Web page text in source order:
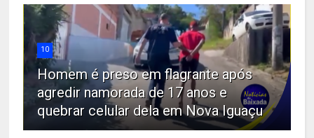
10
Homem é preso em flagrante após
agredir namorada de 17 anos e
quebrar celular dela em Nova Iguaçu